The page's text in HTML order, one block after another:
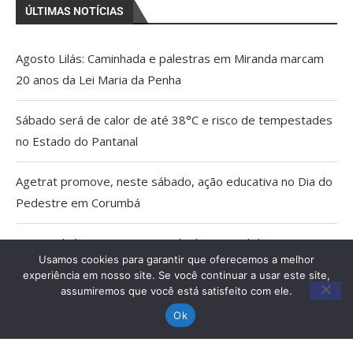
ÚLTIMAS NOTÍCIAS
Agosto Lilás: Caminhada e palestras em Miranda marcam
20 anos da Lei Maria da Penha
Sábado será de calor de até 38°C e risco de tempestades
no Estado do Pantanal
Agetrat promove, neste sábado, ação educativa no Dia do
Pedestre em Corumbá
AGU pedirá na Justiça a retirada do Discord do ar
Pais estão menos presentes na criação de filhos, aponta
Usamos cookies para garantir que oferecemos a melhor
experiência em nosso site. Se você continuar a usar este site,
assumiremos que você está satisfeito com ele.
Ok